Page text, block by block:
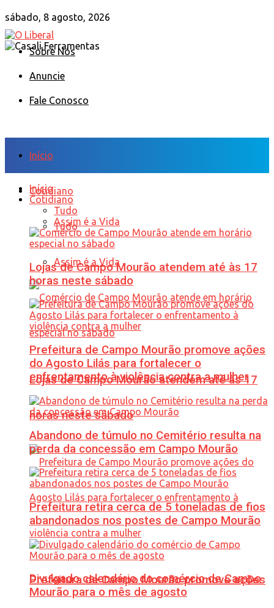
sábado, 8 agosto, 2026
Sobre Nós
Anuncie
Fale Conosco
Início
Cotidiano
Tudo
Assim é a Vida
Lojas de Campo Mourão atendem até às 17
horas neste sábado
Prefeitura de Campo Mourão promove ações
Início
Cotidiano
Tudo
Assim é a Vida
Lojas de Campo Mourão atendem até às 17
horas neste sábado
Prefeitura de Campo Mourão promove ações
do Agosto Lilás para fortalecer o
enfrentamento à violência contra a mulher
Abandono de túmulo no Cemitério resulta na
perda da concessão em Campo Mourão
Prefeitura retira cerca de 5 toneladas de fios
abandonados nos postes de Campo Mourão
Divulgado calendário do comércio de Campo
Mourão para o mês de agosto